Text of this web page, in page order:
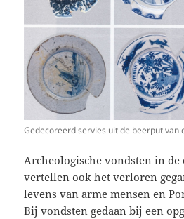
Gedecoreerd servies uit de beerput van
Archeologische vondsten in de
vertellen ook het verloren
levens van arme mensen en
Bij vondsten gedaan bij een